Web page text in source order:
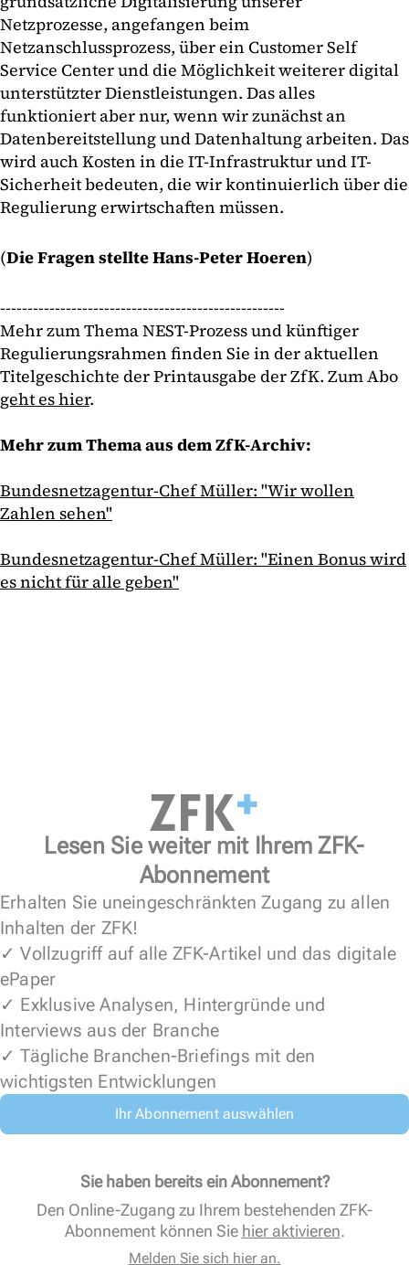
Netzprozesse, angefangen beim
Netzanschlussprozess, über ein Customer Self
Service Center und die Möglichkeit weiterer digital
unterstützter Dienstleistungen. Das alles
funktioniert aber nur, wenn wir zunächst an
Datenbereitstellung und Datenhaltung arbeiten. Das
wird auch Kosten in die IT-Infrastruktur und IT-
Sicherheit bedeuten, die wir kontinuierlich über die
Regulierung erwirtschaften müssen.
(Die Fragen stellte Hans-Peter Hoeren)
----------------------------------------------------
Mehr zum Thema NEST-Prozess und künftiger
Regulierungsrahmen finden Sie in der aktuellen
Titelgeschichte der Printausgabe der ZfK. Zum Abo
geht es hier.
Mehr zum Thema aus dem ZfK-Archiv:
Bundesnetzagentur-Chef Müller: "Wir wollen
Zahlen sehen"
Bundesnetzagentur-Chef Müller: "Einen Bonus wird
es nicht für alle geben"
Lesen Sie weiter mit Ihrem ZFK-
Abonnement
Erhalten Sie uneingeschränkten Zugang zu allen
Inhalten der ZFK!
✓ Vollzugriff auf alle ZFK-Artikel und das digitale
ePaper
✓ Exklusive Analysen, Hintergründe und
Interviews aus der Branche
✓ Tägliche Branchen-Briefings mit den
wichtigsten Entwicklungen
Ihr Abonnement auswählen
Sie haben bereits ein Abonnement?
Den Online-Zugang zu Ihrem bestehenden ZFK-
Abonnement können Sie hier aktivieren.
Melden Sie sich hier an.